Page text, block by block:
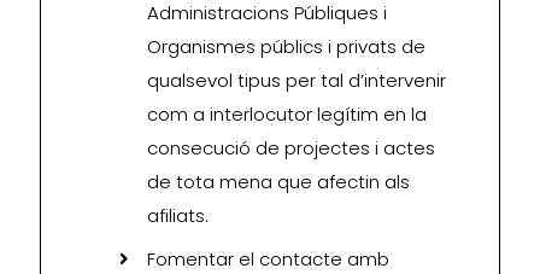
Administracions Públiques i
Organismes públics i privats de
qualsevol tipus per tal d’intervenir
com a interlocutor legítim en la
consecució de projectes i actes
de tota mena que afectin als
afiliats.
Fomentar el contacte amb